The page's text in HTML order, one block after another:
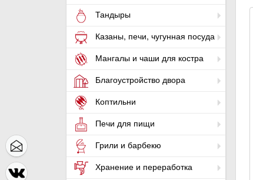
Тандыры
Казаны, печи, чугунная посуда
Мангалы и чаши для костра
Благоустройство двора
Коптильни
Печи для пищи
Грили и барбекю
Хранение и переработка